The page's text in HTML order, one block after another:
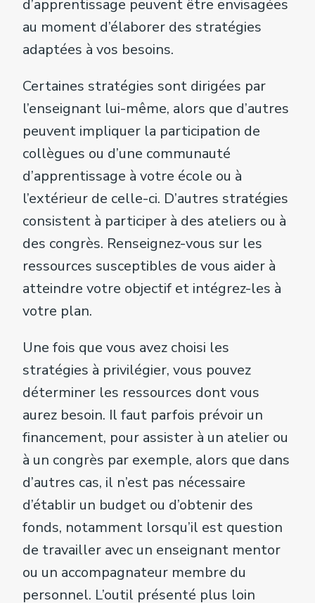
d’apprentissage peuvent être envisagées
au moment d’élaborer des stratégies
adaptées à vos besoins.
Certaines stratégies sont dirigées par
l’enseignant lui-même, alors que d’autres
peuvent impliquer la participation de
collègues ou d’une communauté
d’apprentissage à votre école ou à
l’extérieur de celle-ci. D’autres stratégies
consistent à participer à des ateliers ou à
des congrès. Renseignez-vous sur les
ressources susceptibles de vous aider à
atteindre votre objectif et intégrez-les à
votre plan.
Une fois que vous avez choisi les
stratégies à privilégier, vous pouvez
déterminer les ressources dont vous
aurez besoin. Il faut parfois prévoir un
financement, pour assister à un atelier ou
à un congrès par exemple, alors que dans
d’autres cas, il n’est pas nécessaire
d’établir un budget ou d’obtenir des
fonds, notamment lorsqu’il est question
de travailler avec un enseignant mentor
ou un accompagnateur membre du
personnel. L’outil présenté plus loin